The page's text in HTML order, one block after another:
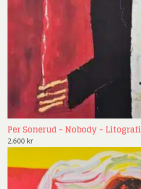
Per Sonerud – Nobody – Litografi
2.600 kr